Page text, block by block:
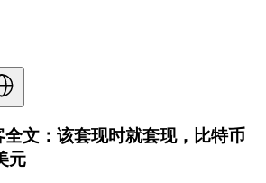
文：该套现时就套现，比特币
元